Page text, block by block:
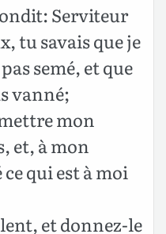
Serviteur
tu savais que je
semé, et que
vanné;
mon
et, à mon
qui est à moi
et donnez-le